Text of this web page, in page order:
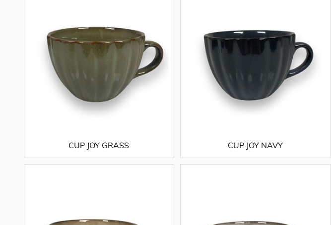
CUP JOY GRASS CUP JOY NAVY